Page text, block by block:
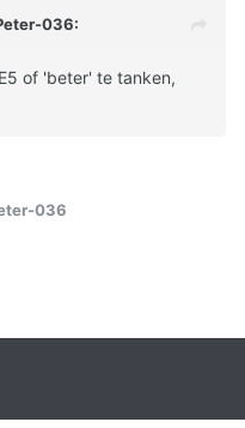
036:
of 'beter' te tanken,
036